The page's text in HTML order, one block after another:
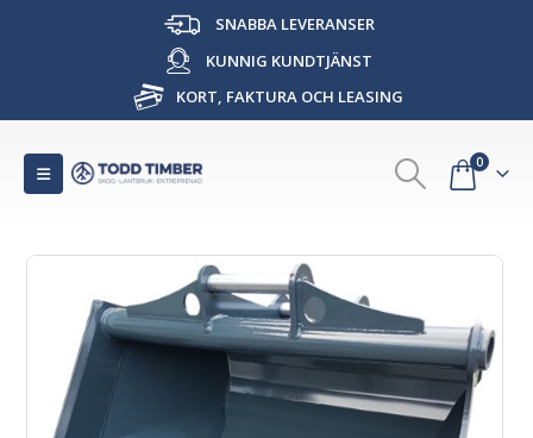
SNABBA LEVERANSER
KUNNIG KUNDTJÄNST
KORT, FAKTURA OCH LEASING
0